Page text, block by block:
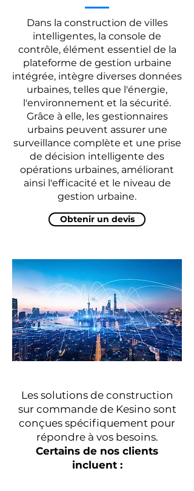
Dans la construction de villes
intelligentes, la console de
contrôle, élément essentiel de la
plateforme de gestion urbaine
intégrée, intègre diverses données
urbaines, telles que l'énergie,
l'environnement et la sécurité.
Grâce à elle, les gestionnaires
urbains peuvent assurer une
surveillance complète et une prise
de décision intelligente des
opérations urbaines, améliorant
ainsi l'efficacité et le niveau de
gestion urbaine.
Obtenir un devis
Les solutions de construction
sur commande de Kesino sont
conçues spécifiquement pour
répondre à vos besoins.
Certains de nos clients
incluent :